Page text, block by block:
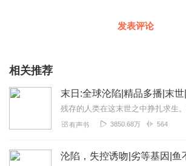
发表评论
相关推荐
末日:全球沦陷|精品多播|末
有声书 3850.68万 564